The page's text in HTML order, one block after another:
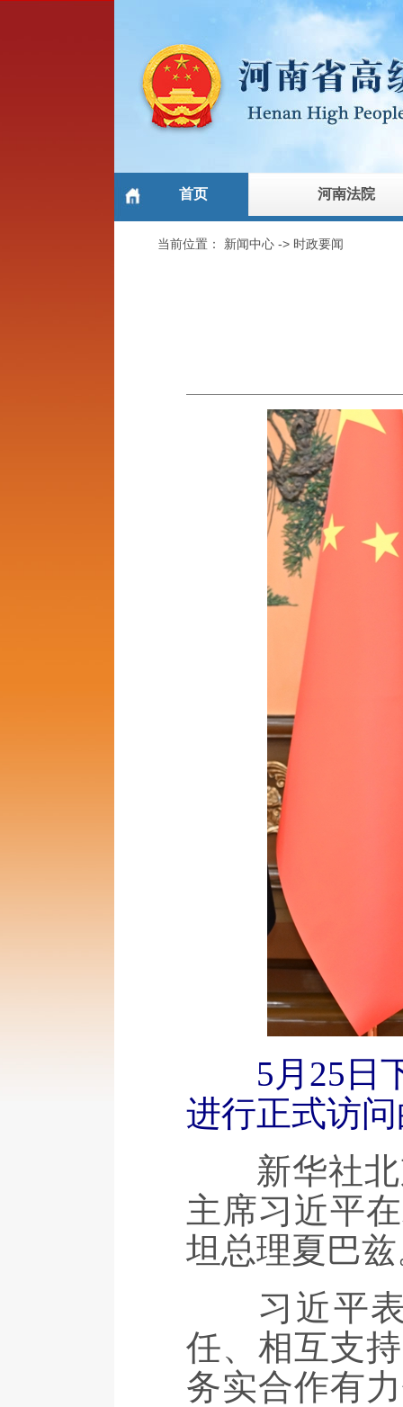
首页 河南法院
当前位置： 新闻中心 -> 时政要闻
5月25日
进行正式访
新华社北
主席习近平
坦总理夏巴
习近平表
任、相互支
务实合作有